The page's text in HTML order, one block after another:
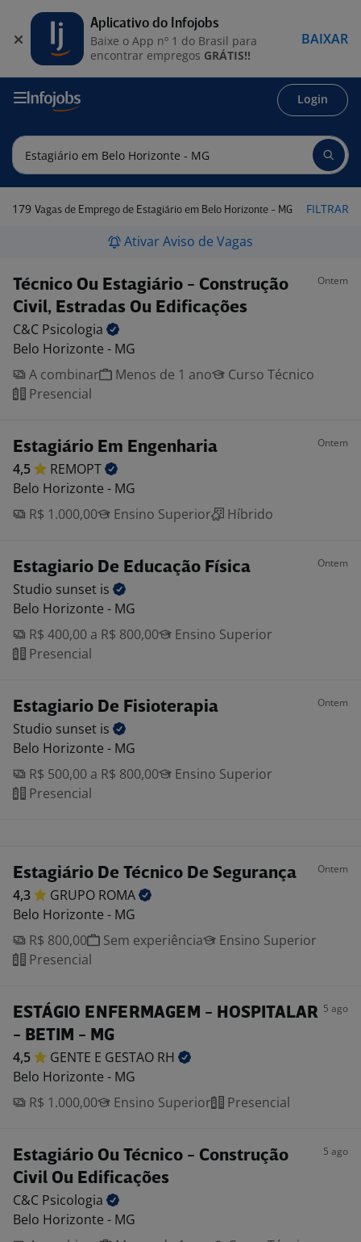
Login
179 Vagas de Emprego de Estagiário em Belo Horizonte - MG FILTRAR
Ativar Aviso de Vagas
Técnico Ou Estagiário - Construção
Civil, Estradas Ou Edificações
Ontem
C&C Psicologia
Belo Horizonte - MG
A combinar
Menos de 1 ano
Curso Técnico
Presencial
Estagiário Em Engenharia Ontem
4,5
REMOPT
Belo Horizonte - MG
R$ 1.000,00
Ensino Superior Híbrido
Estagiario De Educação Física Ontem
Studio sunset is
Belo Horizonte - MG
R$ 400,00 a R$ 800,00
Ensino Superior
Presencial
Estagiario De Fisioterapia Ontem
Studio sunset is
Belo Horizonte - MG
R$ 500,00 a R$ 800,00
Ensino Superior
Presencial
Estagiário De Técnico De Segurança Ontem
4,3 GRUPO ROMA
Belo Horizonte - MG
R$ 800,00
Sem experiência
Ensino Superior
Presencial
ESTÁGIO ENFERMAGEM - HOSPITALAR
- BETIM - MG
5 ago
4,5 GENTE E GESTAO RH
Belo Horizonte - MG
R$ 1.000,00
Ensino Superior Presencial
Estagiário Ou Técnico - Construção
Civil Ou Edificações
5 ago
C&C Psicologia
Belo Horizonte - MG
Aplicativo do Infojobs
Baixe o App nº 1 do Brasil para
encontrar empregos GRÁTIS!!
BAIXAR